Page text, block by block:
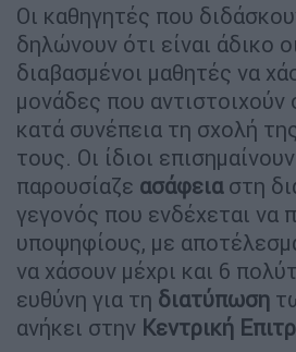
Οι καθηγητές που
δηλώνουν ότι είναι άδικο
διαβασμένοι μαθητές να
μονάδες που αντιστοιχούν
κατά συνέπεια τη σχολή
τους. Οι ίδιοι
παρουσίαζε ασάφειαστη
γεγονός που ενδέχεται να
υποψηφίους, με
να χάσουν μέχρι και 6
ευθύνη για τη διατύπωση
ανήκει στην Κεντρική